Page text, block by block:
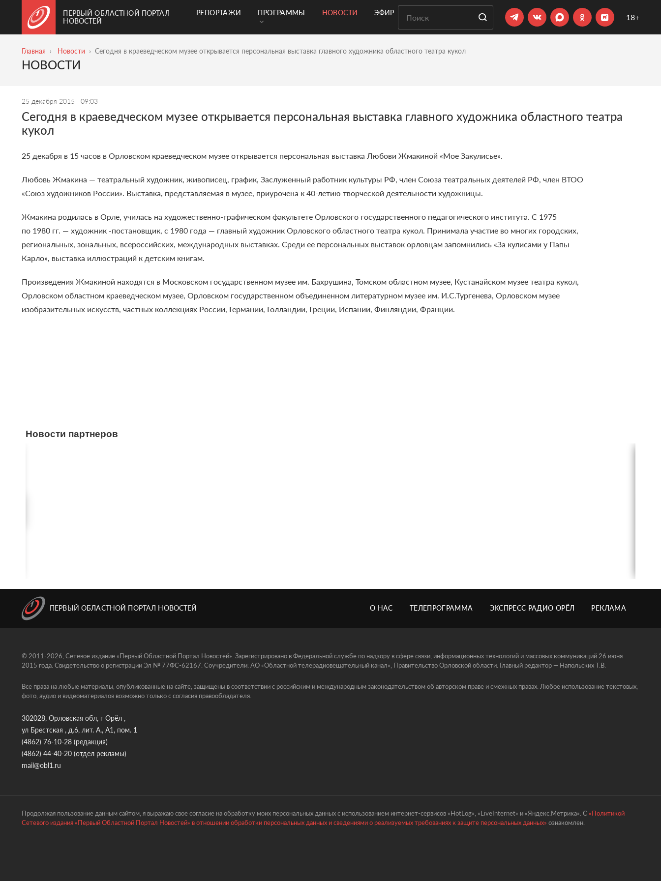
ПЕРВЫЙ ОБЛАСТНОЙ ПОРТАЛ
НОВОСТЕЙ
РЕПОРТАЖИ ПРОГРАММЫ НОВОСТИ ЭФИР 18+
Главная Новости Сегодня в краеведческом музее открывается персональная выставка главного художника областного театра кукол
НОВОСТИ
25 декабря 2015 09:03
Сегодня в краеведческом музее открывается персональная выставка главного художника областного театра
кукол
25 декабря в 15 часов в Орловском краеведческом музее открывается персональная выставка Любови Жмакиной «Мое Закулисье».
Любовь Жмакина — театральный художник, живописец, график, Заслуженный работник культуры РФ, член Союза театральных деятелей РФ, член ВТОО
«Союз художников России». Выставка, представляемая в музее, приурочена к 40-летию творческой деятельности художницы.
Жмакина родилась в Орле, училась на художественно-графическом факультете Орловского государственного педагогического института. С 1975
по 1980 гг. — художник -постановщик, с 1980 года — главный художник Орловского областного театра кукол. Принимала участие во многих городских,
региональных, зональных, всероссийских, международных выставках. Среди ее персональных выставок орловцам запомнились «За кулисами у Папы
Карло», выставка иллюстраций к детским книгам.
Произведения Жмакиной находятся в Московском государственном музее им. Бахрушина, Томском областном музее, Кустанайском музее театра кукол,
Орловском областном краеведческом музее, Орловском государственном объединенном литературном музее им. И.С.Тургенева, Орловском музее
изобразительных искусств, частных коллекциях России, Германии, Голландии, Греции, Испании, Финляндии, Франции.
Новости партнеров
ПЕРВЫЙ ОБЛАСТНОЙ ПОРТАЛ НОВОСТЕЙ О НАС ТЕЛЕПРОГРАММА ЭКСПРЕСС РАДИО ОРЁЛ РЕКЛАМА
© 2011-2026, Сетевое издание «Первый Областной Портал Новостей». Зарегистрировано в Федеральной службе по надзору в сфере связи, информационных технологий и массовых коммуникаций 26 июня
2015 года. Свидетельство о регистрации Эл № 77ФС-62167. Соучредители: АО «Областной телерадиовещательный канал», Правительство Орловской области. Главный редактор — Напольских Т.В.
Все права на любые материалы, опубликованные на сайте, защищены в соответствии с российским и международным законодательством об авторском праве и смежных правах. Любое использование текстовых,
фото, аудио и видеоматериалов возможно только с согласия правообладателя.
302028, Орловская обл, г Орёл ,
ул Брестская , д.6, лит. А., А1, пом. 1
(4862) 76-10-28 (редакция)
(4862) 44-40-20 (отдел рекламы)
mail@obl1.ru
Продолжая пользование данным сайтом, я выражаю свое согласие на обработку моих персональных данных с использованием интернет-сервисов «HotLog», «LiveInternet» и «Яндекс.Метрика». С«Политикой
Сетевого издания «Первый Областной Портал Новостей» в отношении обработки персональных данных и сведениями о реализуемых требованиях к защите персональных данных»ознакомлен.